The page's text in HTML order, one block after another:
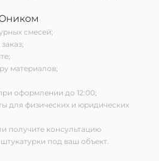
смесей;
материалов;
оформлении до 12:00;
для физических и юридических
получите консультацию
под ваш объект.